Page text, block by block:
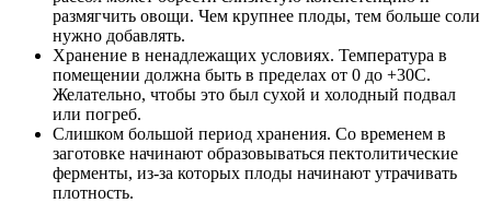
размягчить овощи. Чем крупнее плоды, тем больше соли
нужно добавлять.
Хранение в ненадлежащих условиях. Температура в
помещении должна быть в пределах от 0 до +30C.
Желательно, чтобы это был сухой и холодный подвал
или погреб.
Слишком большой период хранения. Со временем в
заготовке начинают образовываться пектолитические
ферменты, из-за которых плоды начинают утрачивать
плотность.